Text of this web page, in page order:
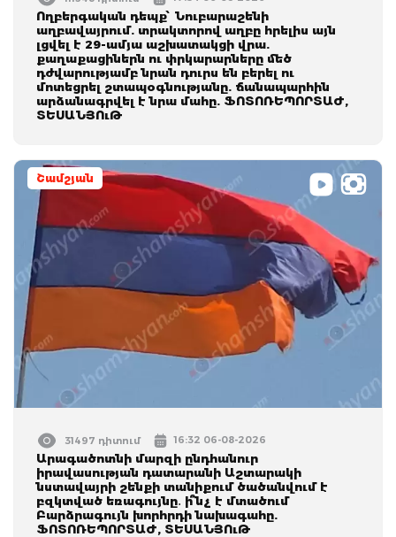
Ողբերգական դեպք՝ Նուբարաշենի
աղբավայրում. տրակտորով աղբը հրելիս այն
լցվել է 29-ամյա աշխատակցի վրա.
քաղաքացիներն ու փրկարարները մեծ
դժվարությամբ նրան դուրս են բերել ու
մոտեցրել շտապօգնությանը. ճանապարհին
արձանագրվել է նրա մահը. ՖՈՏՈՌԵՊՈՐՏԱԺ,
ՏԵՍԱՆՅՈւԹ
Շամշյան
31497 դիտում 16:32 06-08-2026
Արագածոտնի մարզի ընդհանուր
իրավասության դատարանի Աշտարակի
նստավայրի շենքի տանիքում ծածանվում է
բզկտված եռագույնը․ ի՞նչ է մտածում
Բարձրագույն խորհրդի նախագահը.
ՖՈՏՈՌԵՊՈՐՏԱԺ, ՏԵՍԱՆՅՈւԹ